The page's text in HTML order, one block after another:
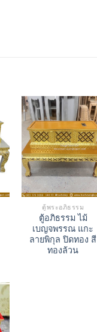
ตู้พระอภิธรรม
ตู้อภิธรรม ไม้
เบญจพรรณ แกะ
ลายพิกุล ปิดทอง สี
ทองล้วน